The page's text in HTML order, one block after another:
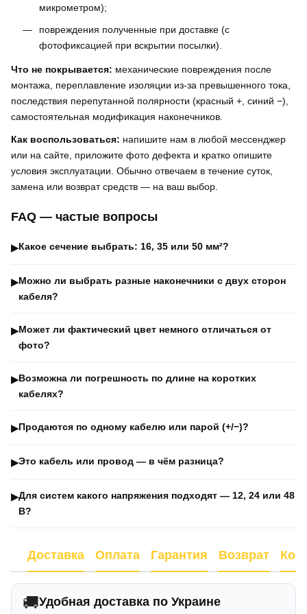
микрометром);
повреждения полученные при доставке (с
фотофиксацией при вскрытии посылки).
Что не покрывается: механические повреждения после
монтажа, переплавление изоляции из-за превышенного тока,
последствия перепутанной полярности (красный +, синий −),
самостоятельная модификация наконечников.
Как воспользоваться: напишите нам в любой мессенджер
или на сайте, приложите фото дефекта и кратко опишите
условия эксплуатации. Обычно отвечаем в течение суток,
замена или возврат средств — на ваш выбор.
FAQ — частые вопросы
▶Какое сечение выбрать: 16, 35 или 50 мм²?
▶Можно ли выбрать разные наконечники с двух сторон
кабеля?
▶Может ли фактический цвет немного отличаться от
фото?
▶Возможна ли погрешность по длине на коротких
кабелях?
▶Продаются по одному кабелю или парой (+/−)?
▶Это кабель или провод — в чём разница?
▶Для систем какого напряжения подходят — 12, 24 или 48
В?
Доставка Оплата Гарантия Возврат
🚚Удобная доставка по Украине